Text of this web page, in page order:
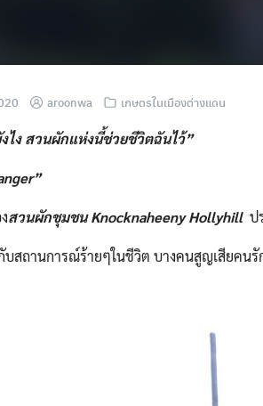
aroonwa เกษตรในเมืองต่างแดน
ไง สวนผักแห่งนี้ช่วยชีวิตฉันไว้”
สวนผักชุมชน Knocknaheeny Hollyhill ป
สถานการณ์ร้ายๆในชีวิต บางคนสูญเสียคน